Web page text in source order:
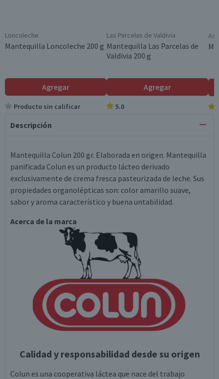
Loncoleche
Mantequilla Loncoleche 200 g
Agregar
Producto sin calificar
Las Parcelas de Valdivia
Mantequilla Las Parcelas de
Valdivia 200 g
Agregar
5.0
Descripción
Mantequilla Colun 200 gr. Elaborada en origen. Mantequilla
panificada Colun es un producto lácteo derivado
exclusivamente de crema fresca pasteurizada de leche. Sus
propiedades organolépticas son: color amarillo suave,
sabor y aroma característico y buena untabilidad.
Acerca de la marca
Calidad y responsabilidad desde su origen
Colun es una cooperativa láctea que nace del trabajo